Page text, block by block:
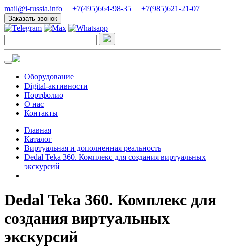
mail@i-russia.info +7(495)664-98-35 +7(985)621-21-07
Заказать звонок
Оборудование
Digital-активности
Портфолио
О нас
Контакты
Главная
Каталог
Виртуальная и дополненная реальность
Dedal Teka 360. Комплекс для создания виртуальных
экскурсий
Dedal Teka 360. Комплекс для
создания виртуальных
экскурсий